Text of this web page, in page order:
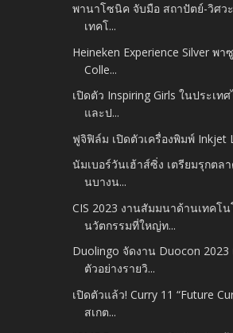
พานาโซนิค จับมือ สถาปัตย์-วิศว
เทคโ...
Heineken Experience Silver พา
Colle...
เปิดตัว Inspiring Girls ในประเท
และป...
ฟูจิฟิล์ม เปิดตัวเครื่องพิมพ์ Inkjet
นัมเบอร์วันเฮ้าส์ซิ่ง เตรียมรุกตล
นบางน...
CIS 2023 งานสัมมนาด้านเทคโ
นวัตกรรมที่ใหญ่ท...
Duolingo จัดงาน Duocon 2023
ตัวอย่างรายวิ...
เปิดตัวแล้ว! Curry 11 “Future
สเกต...